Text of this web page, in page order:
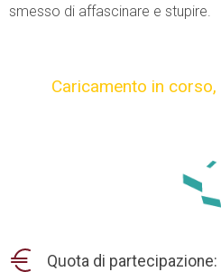
smesso di affascinare e stupire.
Caricamento in corso,
Quota di partecipazione: